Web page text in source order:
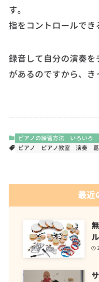
す。
指をコントロールでき
録音して自分の演奏
があるのですから、き
ピアノの練習方法 いろいろ
ピアノ
ピアノ教室 演奏
最近